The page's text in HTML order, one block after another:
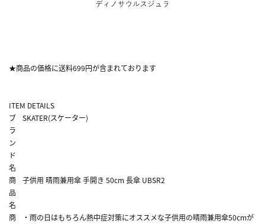
★商品の価格に送料699円が含まれております
ITEM DETAILS
ブ
ラ
ン
ド
名
SKATER(スケーター)
商
品
名
子供用 晴雨兼用傘 手開き 50cm 長傘 UBSR2
商
・雨の日はもちろん熱中症対策にオススメな子供用の晴雨兼用傘50cmが